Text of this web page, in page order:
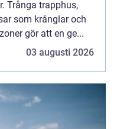
Trånga trapphus,
som krånglar och
gör att en ge...
03 augusti 2026